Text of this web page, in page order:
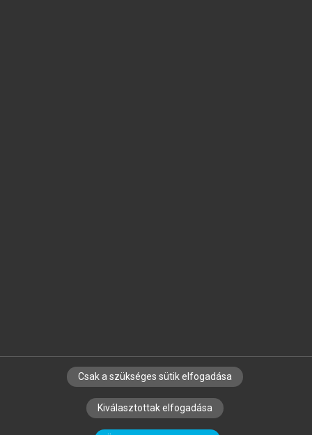
SZERZŐKNEK CÉGEKNEK KÖNYVTÁROSOKNAK
SZERKESZTÉSI ÉS LEKTORÁLÁSI ALAPELVEK
Csak a szükséges sütik elfogadása
Kiválasztottak elfogadása